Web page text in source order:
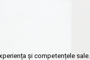
și competențele sale.